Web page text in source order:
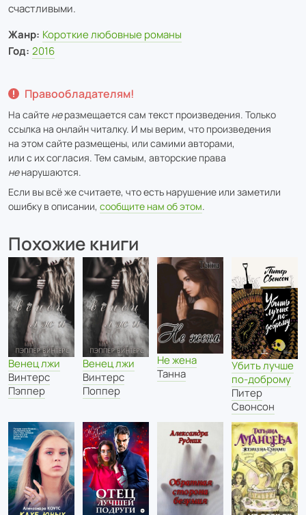
счастливыми.
Жанр: Короткие любовные романы
Год: 2016
Правообладателям!
На сайте неразмещается сам текст произведения. Только
ссылка на онлайн читалку. И мы верим, что произведения
на этом сайте размещены, или самими авторами,
или с их согласия. Тем самым, авторские права
ненарушаются.
Если вы всё же считаете, что есть нарушение или заметили
ошибку в описании, сообщите нам об этом.
Похожие книги
Венец лжи
Винтерс
Пэппер
Венец лжи
Винтерс
Поппер
Не жена
Танна
Убить лучше
по-доброму
Питер
Свонсон